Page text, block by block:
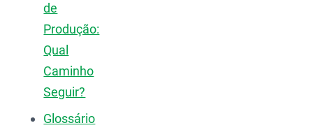
de
Produção:
Qual
Caminho
Seguir?
Glossário